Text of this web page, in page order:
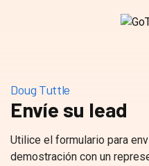
Doug Tuttle
Envíe su lead
Utilice el formulario para
demostración con un